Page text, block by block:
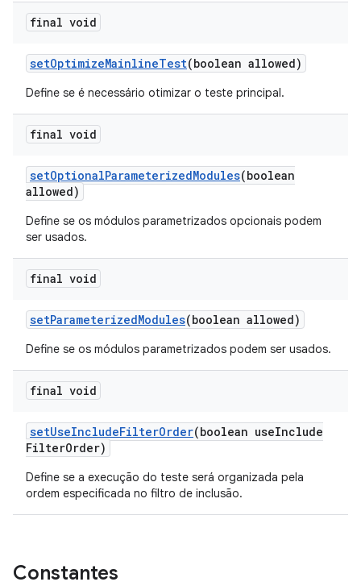
final void
setOptimizeMainlineTest(boolean allowed)
Define se é necessário otimizar o teste principal.
final void
setOptionalParameterizedModules(boolean
allowed)
Define se os módulos parametrizados opcionais podem
ser usados.
final void
setParameterizedModules(boolean allowed)
Define se os módulos parametrizados podem ser usados.
final void
setUseIncludeFilterOrder(boolean useInclude
FilterOrder)
Define se a execução do teste será organizada pela
ordem especificada no filtro de inclusão.
Constantes